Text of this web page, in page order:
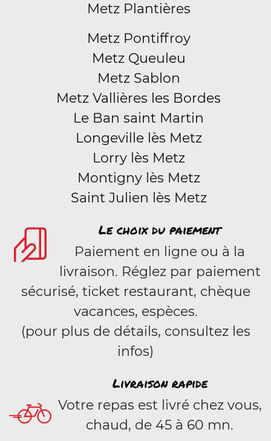
Metz Plantières
Metz Pontiffroy
Metz Queuleu
Metz Sablon
Metz Vallières les Bordes
Le Ban saint Martin
Longeville lès Metz
Lorry lès Metz
Montigny lès Metz
Saint Julien lès Metz
Le choix du paiement
Paiement en ligne ou à la
livraison. Réglez par paiement
sécurisé, ticket restaurant, chèque
vacances, espèces.
(pour plus de détails, consultez les
infos)
Livraison rapide
Votre repas est livré chez vous,
chaud, de 45 à 60 mn.